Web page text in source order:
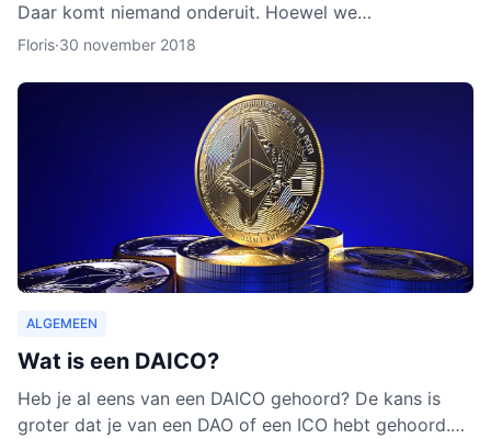
Daar komt niemand onderuit. Hoewel we
cryptocurrency vaak zien als virtueel geld, is het toch
Floris·30 november 2018
ALGEMEEN
Wat is een DAICO?
Heb je al eens van een DAICO gehoord? De kans is
groter dat je van een DAO of een ICO hebt gehoord.